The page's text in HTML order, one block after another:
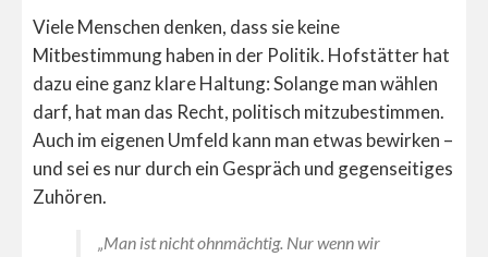
Viele Menschen denken, dass sie keine
Mitbestimmung haben in der Politik. Hofstätter hat
dazu eine ganz klare Haltung: Solange man wählen
darf, hat man das Recht, politisch mitzubestimmen.
Auch im eigenen Umfeld kann man etwas bewirken –
und sei es nur durch ein Gespräch und gegenseitiges
Zuhören.
„Man ist nicht ohnmächtig. Nur wenn wir